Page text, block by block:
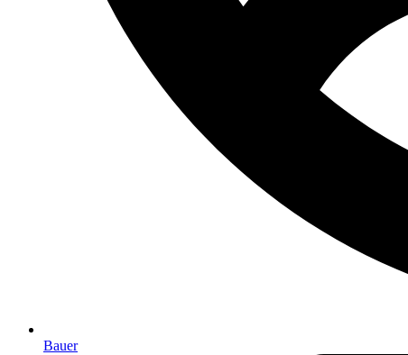
Bauer